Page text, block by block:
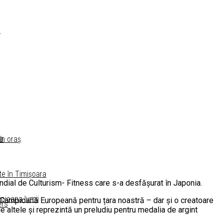
oraș
în Timișoara
lumii
de Culturism- Fitness care s-a desfășurat în Japonia.
Europeană pentru țara noastră – dar și o creatoare
altele și reprezintă un preludiu pentru medalia de argint